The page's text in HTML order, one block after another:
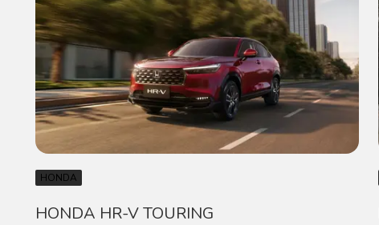
HONDA
HONDA HR-V TOURING